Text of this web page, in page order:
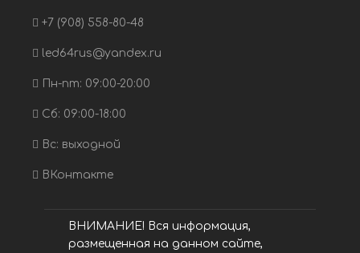
+7 (908) 558-80-48
led64rus@yandex.ru
Пн-пт: 09:00-20:00
Сб: 09:00-18:00
Вс: выходной
ВКонтакте
ВНИМАНИЕ! Вся информация,
размещенная на данном сайте,